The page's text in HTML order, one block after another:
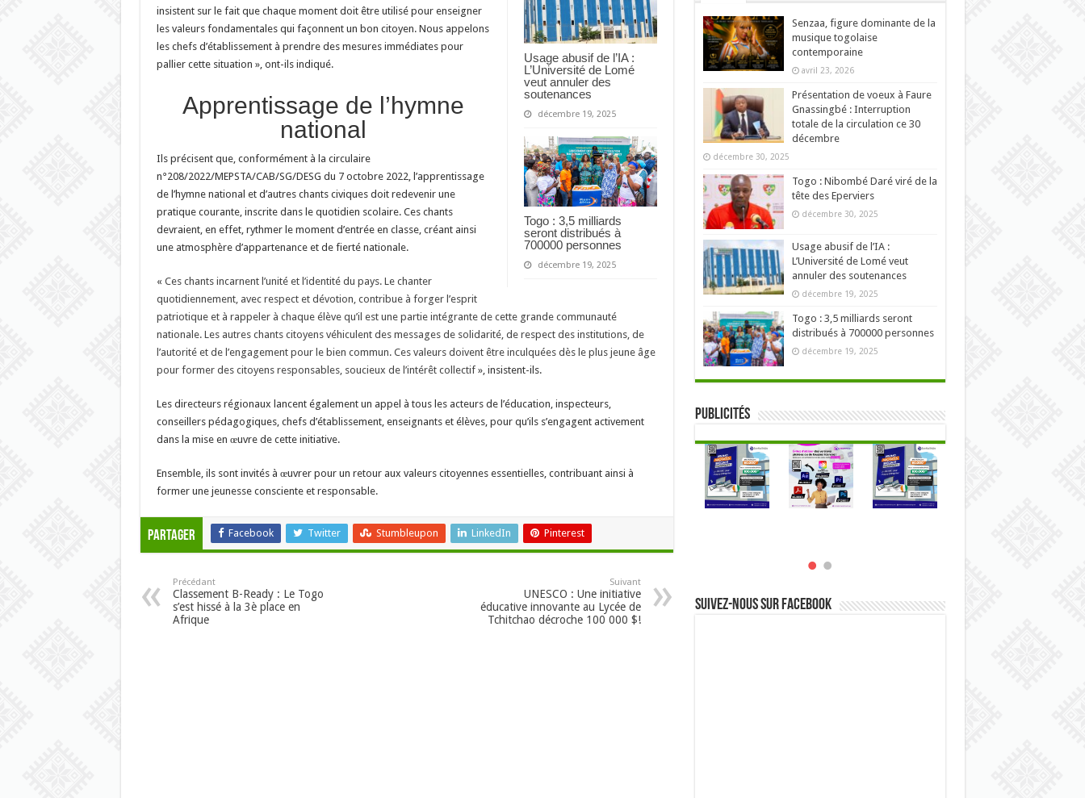
Usage abusif de l’IA :
L’Université de Lomé
veut annuler des
soutenances
décembre 19, 2025
Togo : 3,5 milliards
seront distribués à
700000 personnes
décembre 19, 2025
insistent sur le fait que chaque moment doit être utilisé pour enseigner
les valeurs fondamentales qui façonnent un bon citoyen. Nous appelons
les chefs d’établissement à prendre des mesures immédiates pour
pallier cette situation », ont-ils indiqué.
Apprentissage de l’hymne
national
Ils précisent que, conformément à la circulaire
n°208/2022/MEPSTA/CAB/SG/DESG du 7 octobre 2022, l’apprentissage
de l’hymne national et d’autres chants civiques doit redevenir une
pratique courante, inscrite dans le quotidien scolaire. Ces chants
devraient, en effet, rythmer le moment d’entrée en classe, créant ainsi
une atmosphère d’appartenance et de fierté nationale.
« Ces chants incarnent l’unité et l’identité du pays. Le chanter
quotidiennement, avec respect et dévotion, contribue à forger l’esprit
patriotique et à rappeler à chaque élève qu’il est une partie intégrante de cette grande communauté
nationale. Les autres chants citoyens véhiculent des messages de solidarité, de respect des institutions, de
l’autorité et de l’engagement pour le bien commun. Ces valeurs doivent être inculquées dès le plus jeune âge
pour former des citoyens responsables, soucieux de l’intérêt collectif», insistent-ils.
Les directeurs régionaux lancent également un appel à tous les acteurs de l’éducation, inspecteurs,
conseillers pédagogiques, chefs d’établissement, enseignants et élèves, pour qu’ils s’engagent activement
dans la mise en œuvre de cette initiative.
Ensemble, ils sont invités à œuvrer pour un retour aux valeurs citoyennes essentielles, contribuant ainsi à
former une jeunesse consciente et responsable.
Partager Facebook Twitter Stumbleupon LinkedIn Pinterest
Précédant
Classement B-Ready : Le Togo
s’est hissé à la 3è place en
Afrique
Suivant
UNESCO : Une initiative
éducative innovante au Lycée de
Tchitchao décroche 100 000 $!
Senzaa, figure dominante de la
musique togolaise
contemporaine
avril 23, 2026
Présentation de voeux à Faure
Gnassingbé : Interruption
totale de la circulation ce 30
décembre
décembre 30, 2025
Togo : Nibombé Daré viré de la
tête des Eperviers
décembre 30, 2025
Usage abusif de l’IA :
L’Université de Lomé veut
annuler des soutenances
décembre 19, 2025
Togo : 3,5 milliards seront
distribués à 700000 personnes
décembre 19, 2025
Publicités
Suivez-nous sur Facebook